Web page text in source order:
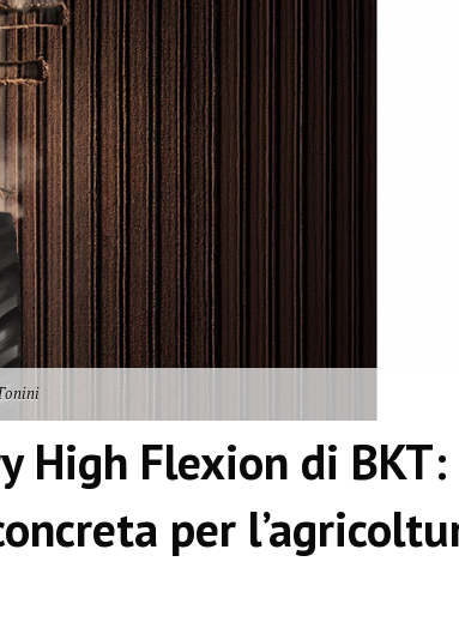
High Flexion di BKT:
per